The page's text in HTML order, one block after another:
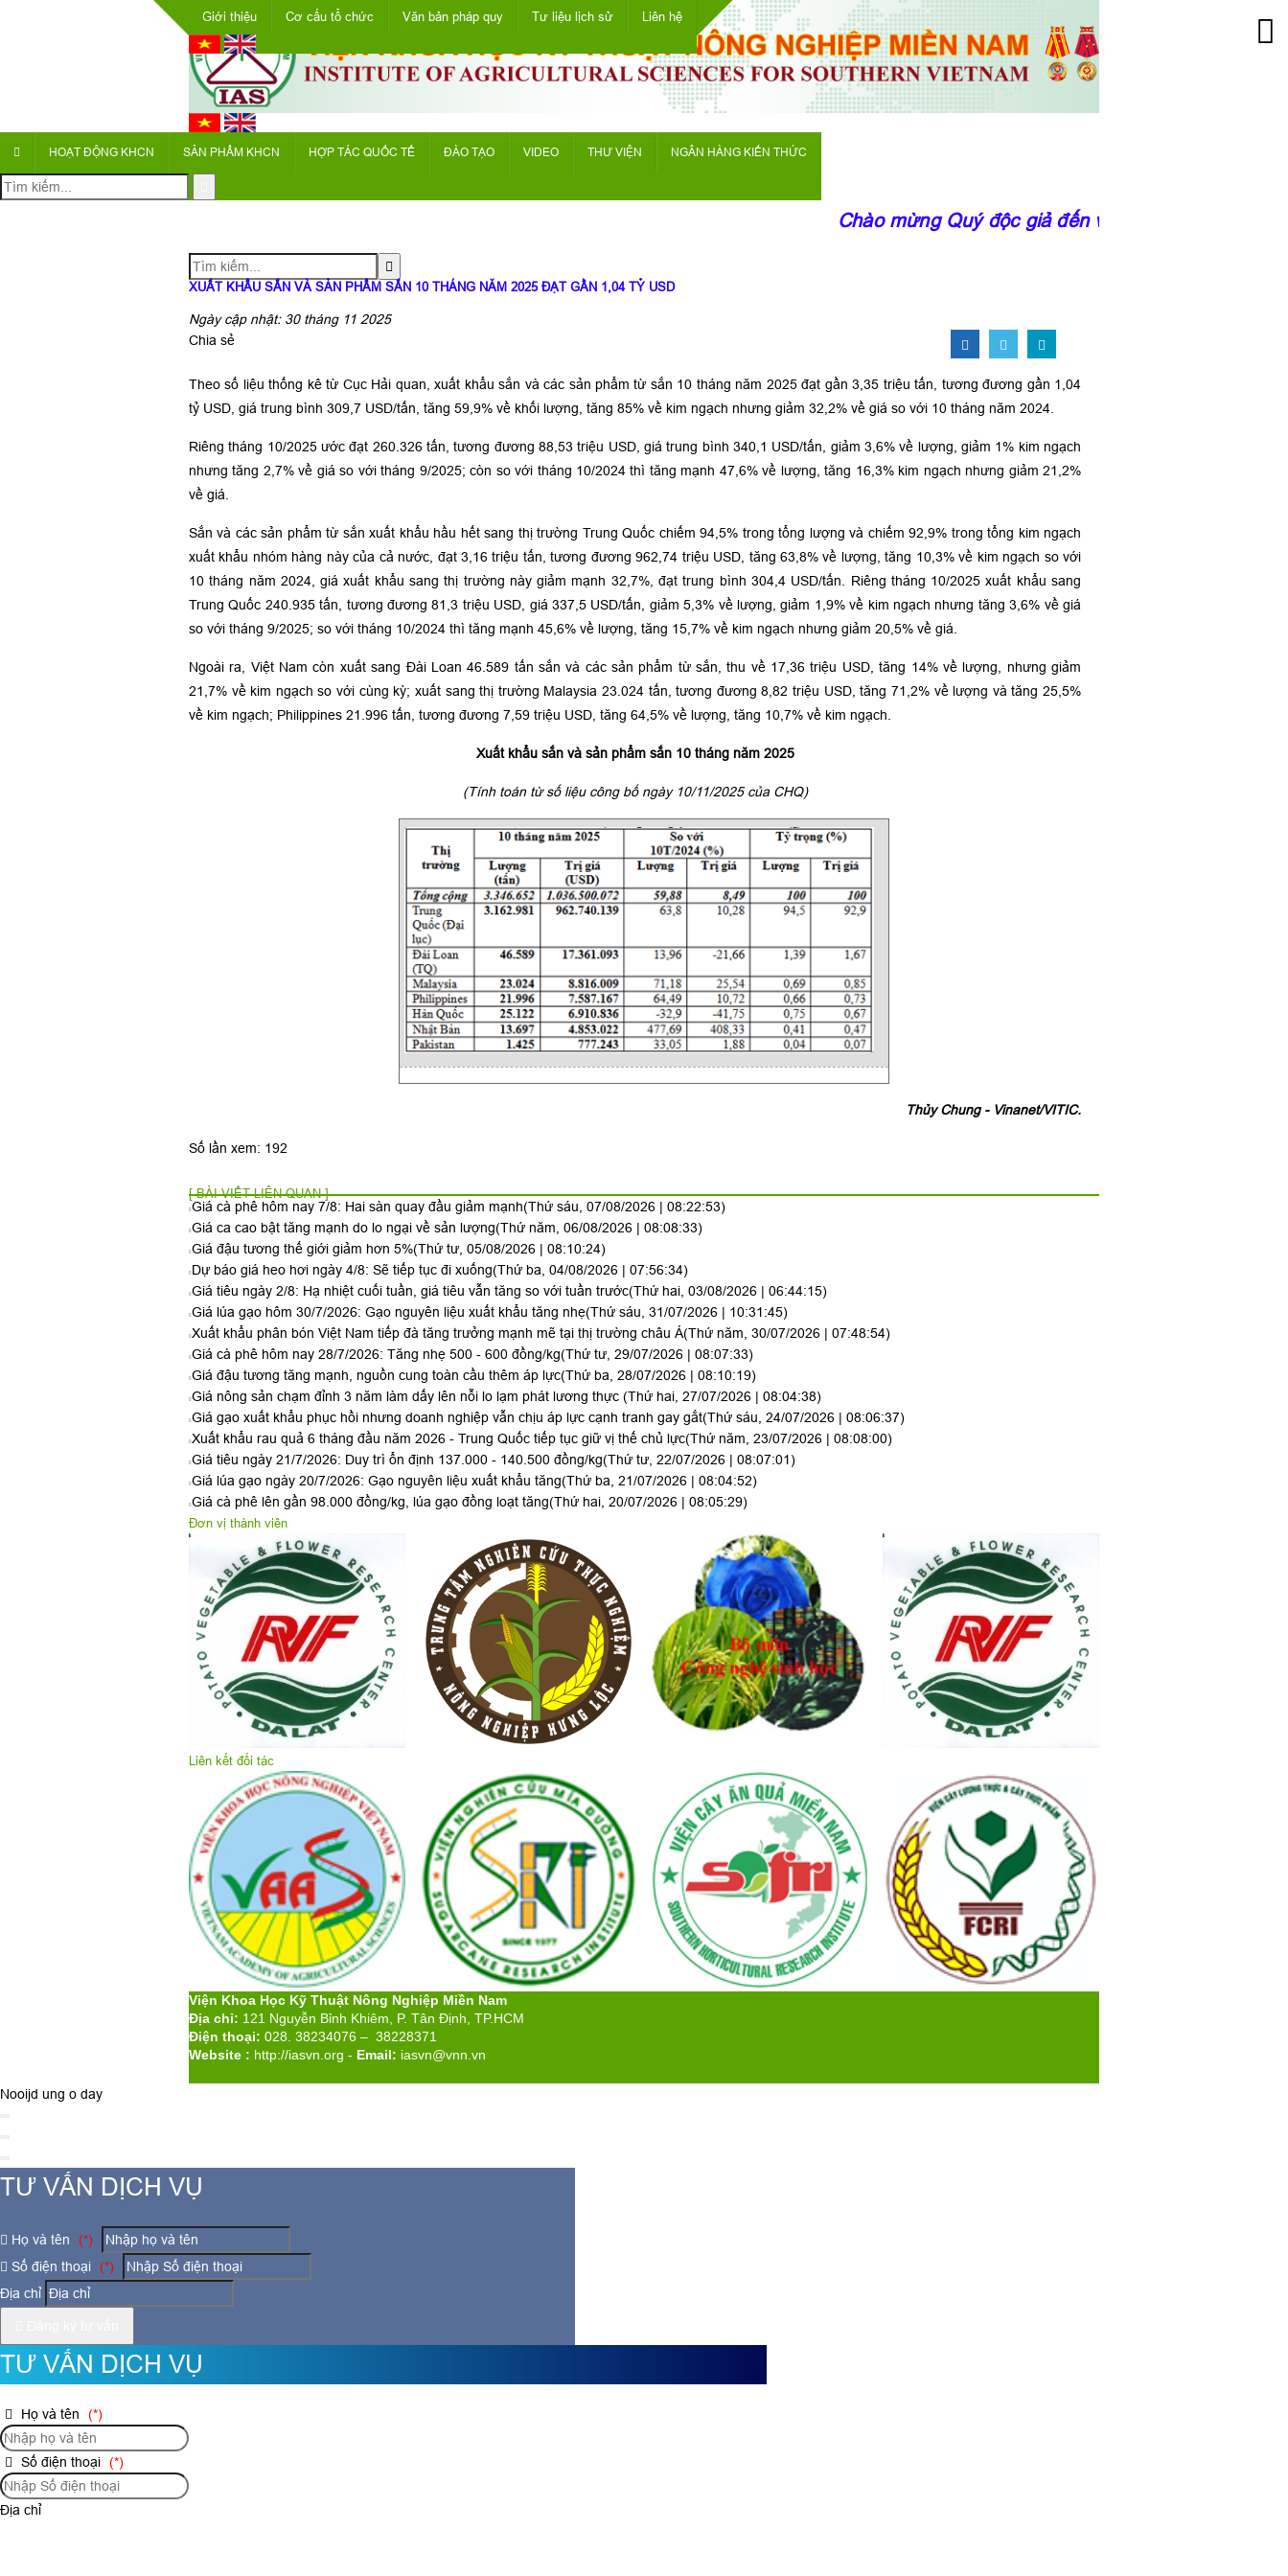
Giới thiệu Cơ cấu tổ chức Văn bản pháp quy Tư liệu lịch sử Liên hệ
HOẠT ĐỘNG KHCN SẢN PHẨM KHCN HỢP TÁC QUỐC TẾ ĐÀO TẠO VIDEO THƯ VIỆN NGÂN HÀNG KIẾN THỨC
Chào mừng Quý độc giả đến với trang thông tin
XUẤT KHẨU SẮN VÀ SẢN PHẨM SẮN 10 THÁNG NĂM 2025 ĐẠT GẦN 1,04 TỶ USD
Ngày cập nhật: 30 tháng 11 2025
Chia sẻ
Theo số liệu thống kê từ Cục Hải quan, xuất khẩu sắn và các sản phẩm từ sắn 10 tháng năm 2025 đạt gần 3,35 triệu tấn, tương đương gần 1,04
tỷ USD, giá trung bình 309,7 USD/tấn, tăng 59,9% về khối lượng, tăng 85% về kim ngạch nhưng giảm 32,2% về giá so với 10 tháng năm 2024.
Riêng tháng 10/2025 ước đạt 260.326 tấn, tương đương 88,53 triệu USD, giá trung bình 340,1 USD/tấn, giảm 3,6% về lượng, giảm 1% kim ngạch
nhưng tăng 2,7% về giá so với tháng 9/2025; còn so với tháng 10/2024 thì tăng mạnh 47,6% về lượng, tăng 16,3% kim ngạch nhưng giảm 21,2%
về giá.
Sắn và các sản phẩm từ sắn xuất khẩu hầu hết sang thị trường Trung Quốc chiếm 94,5% trong tổng lượng và chiếm 92,9% trong tổng kim ngạch
xuất khẩu nhóm hàng này của cả nước, đạt 3,16 triệu tấn, tương đương 962,74 triệu USD, tăng 63,8% về lượng, tăng 10,3% về kim ngạch so với
10 tháng năm 2024, giá xuất khẩu sang thị trường này giảm mạnh 32,7%, đạt trung bình 304,4 USD/tấn. Riêng tháng 10/2025 xuất khẩu sang
Trung Quốc 240.935 tấn, tương đương 81,3 triệu USD, giá 337,5 USD/tấn, giảm 5,3% về lượng, giảm 1,9% về kim ngạch nhưng tăng 3,6% về giá
so với tháng 9/2025; so với tháng 10/2024 thì tăng mạnh 45,6% về lượng, tăng 15,7% về kim ngạch nhưng giảm 20,5% về giá.
Ngoài ra, Việt Nam còn xuất sang Đài Loan 46.589 tấn sắn và các sản phẩm từ sắn, thu về 17,36 triệu USD, tăng 14% về lượng, nhưng giảm
21,7% về kim ngạch so với cùng kỳ; xuất sang thị trường Malaysia 23.024 tấn, tương đương 8,82 triệu USD, tăng 71,2% về lượng và tăng 25,5%
về kim ngạch; Philippines 21.996 tấn, tương đương 7,59 triệu USD, tăng 64,5% về lượng, tăng 10,7% về kim ngạch.
Xuất khẩu sắn và sản phẩm sắn 10 tháng năm 2025
(Tính toán từ số liệu công bố ngày 10/11/2025 của CHQ)
Thủy Chung - Vinanet/VITIC.
Số lần xem: 192
[ BÀI VIẾT LIÊN QUAN ]
Giá cà phê hôm nay 7/8: Hai sàn quay đầu giảm mạnh(Thứ sáu, 07/08/2026 | 08:22:53)
Giá ca cao bật tăng mạnh do lo ngại về sản lượng(Thứ năm, 06/08/2026 | 08:08:33)
Giá đậu tương thế giới giảm hơn 5%(Thứ tư, 05/08/2026 | 08:10:24)
Dự báo giá heo hơi ngày 4/8: Sẽ tiếp tục đi xuống(Thứ ba, 04/08/2026 | 07:56:34)
Giá tiêu ngày 2/8: Hạ nhiệt cuối tuần, giá tiêu vẫn tăng so với tuần trước(Thứ hai, 03/08/2026 | 06:44:15)
Giá lúa gạo hôm 30/7/2026: Gạo nguyên liệu xuất khẩu tăng nhẹ(Thứ sáu, 31/07/2026 | 10:31:45)
Xuất khẩu phân bón Việt Nam tiếp đà tăng trưởng mạnh mẽ tại thị trường châu Á(Thứ năm, 30/07/2026 | 07:48:54)
Giá cà phê hôm nay 28/7/2026: Tăng nhẹ 500 - 600 đồng/kg(Thứ tư, 29/07/2026 | 08:07:33)
Giá đậu tương tăng mạnh, nguồn cung toàn cầu thêm áp lực(Thứ ba, 28/07/2026 | 08:10:19)
Giá nông sản chạm đỉnh 3 năm làm dấy lên nỗi lo lạm phát lương thực (Thứ hai, 27/07/2026 | 08:04:38)
Giá gạo xuất khẩu phục hồi nhưng doanh nghiệp vẫn chịu áp lực cạnh tranh gay gắt(Thứ sáu, 24/07/2026 | 08:06:37)
Xuất khẩu rau quả 6 tháng đầu năm 2026 - Trung Quốc tiếp tục giữ vị thế chủ lực(Thứ năm, 23/07/2026 | 08:08:00)
Giá tiêu ngày 21/7/2026: Duy trì ổn định 137.000 - 140.500 đồng/kg(Thứ tư, 22/07/2026 | 08:07:01)
Giá lúa gạo ngày 20/7/2026: Gạo nguyên liệu xuất khẩu tăng(Thứ ba, 21/07/2026 | 08:04:52)
Giá cà phê lên gần 98.000 đồng/kg, lúa gạo đồng loạt tăng(Thứ hai, 20/07/2026 | 08:05:29)
Đơn vị thành viên
Liên kết đối tác
Viện Khoa Học Kỹ Thuật Nông Nghiệp Miền Nam
Địa chỉ: 121 Nguyễn Bỉnh Khiêm, P. Tân Định, TP.HCM
Điện thoại: 028. 38234076 – 38228371
Website : http://iasvn.org - Email: iasvn@vnn.vn
Nooijd ung o day
TƯ VẤN DỊCH VỤ
Họ và tên
(*)
Số điện thoại
(*)
Địa chỉ
TƯ VẤN DỊCH VỤ
Họ và tên (*)
Số điện thoại (*)
Địa chỉ